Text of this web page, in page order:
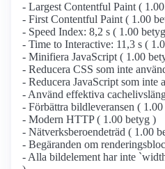
- Largest Contentful Paint (
- First Contentful Paint ( 1.00
- Speed Index: 8,2 s ( 1.00
- Time to Interactive: 11,3 s (
- Minifiera JavaScript ( 1.00
- Reducera CSS som inte
- Reducera JavaScript som inte
- Använd effektiva
- Förbättra bildleveransen (
- Modern HTTP ( 1.00 betyg )
- Nätverksberoendeträd ( 1.00
- Begäranden om
- Alla bildelement har inte